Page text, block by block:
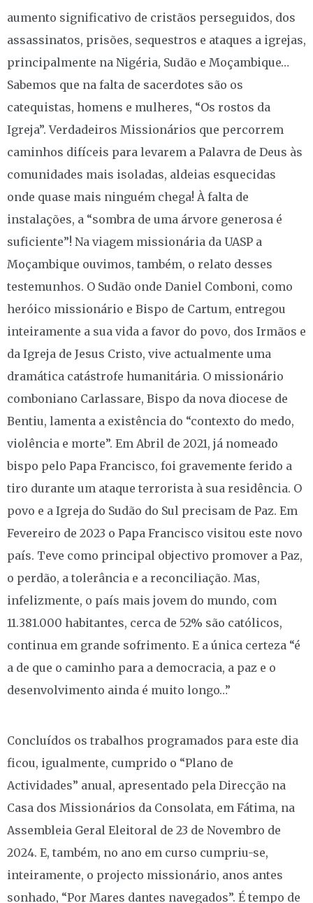
aumento significativo de cristãos perseguidos, dos
assassinatos, prisões, sequestros e ataques a igrejas,
principalmente na Nigéria, Sudão e Moçambique…
Sabemos que na falta de sacerdotes são os
catequistas, homens e mulheres, “Os rostos da
Igreja”. Verdadeiros Missionários que percorrem
caminhos difíceis para levarem a Palavra de Deus às
comunidades mais isoladas, aldeias esquecidas
onde quase mais ninguém chega! À falta de
instalações, a “sombra de uma árvore generosa é
suficiente”! Na viagem missionária da UASP a
Moçambique ouvimos, também, o relato desses
testemunhos. O Sudão onde Daniel Comboni, como
heróico missionário e Bispo de Cartum, entregou
inteiramente a sua vida a favor do povo, dos Irmãos e
da Igreja de Jesus Cristo, vive actualmente uma
dramática catástrofe humanitária. O missionário
comboniano Carlassare, Bispo da nova diocese de
Bentiu, lamenta a existência do “contexto do medo,
violência e morte”. Em Abril de 2021, já nomeado
bispo pelo Papa Francisco, foi gravemente ferido a
tiro durante um ataque terrorista à sua residência. O
povo e a Igreja do Sudão do Sul precisam de Paz. Em
Fevereiro de 2023 o Papa Francisco visitou este novo
país. Teve como principal objectivo promover a Paz,
o perdão, a tolerância e a reconciliação. Mas,
infelizmente, o país mais jovem do mundo, com
11.381.000 habitantes, cerca de 52% são católicos,
continua em grande sofrimento. E a única certeza “é
a de que o caminho para a democracia, a paz e o
desenvolvimento ainda é muito longo…”
Concluídos os trabalhos programados para este dia
ficou, igualmente, cumprido o “Plano de
Actividades” anual, apresentado pela Direcção na
Casa dos Missionários da Consolata, em Fátima, na
Assembleia Geral Eleitoral de 23 de Novembro de
2024. E, também, no ano em curso cumpriu-se,
inteiramente, o projecto missionário, anos antes
sonhado, “Por Mares dantes navegados”. É tempo de